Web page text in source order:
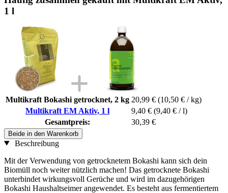
1 l
Multikraft Bokashi getrocknet, 2 kg 20,99 € (10,50 € / kg)
Multikraft EM Aktiv, 1 l
9,40 € (9,40 € / l)
Gesamtpreis:
30,39 €
Beide in den Warenkorb
Beschreibung
Mit der Verwendung von getrocknetem Bokashi kann sich dein
Biomüll noch weiter nützlich machen! Das getrocknete Bokashi
unterbindet wirkungsvoll Gerüche und wird im dazugehörigen
Bokashi Haushaltseimer angewendet. Es besteht aus fermentiertem